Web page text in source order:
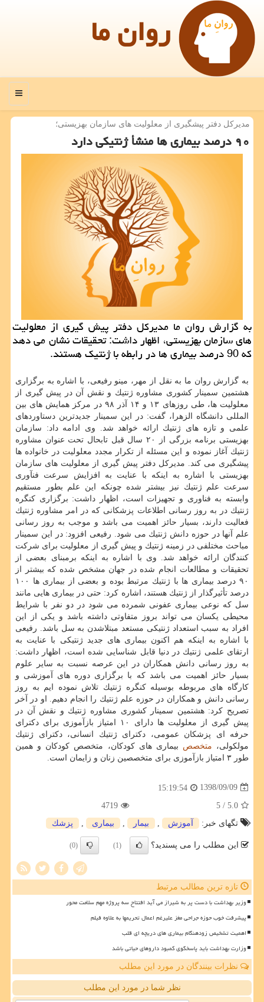
روان ما
منو
مدیركل دفتر پیشگیری از معلولیت های سازمان بهزیستی؛
۹۰ درصد بیماری ها منشأ ژنتیكی دارد
به گزارش روان ما مدیركل دفتر پیش گیری از معلولیت
های سازمان بهزیستی، اظهار داشت: تحقیقات نشان می دهد
كه 90 درصد بیماری ها در رابطه با ژنتیك هستند.
به گزارش روان ما به نقل از مهر، مینو رفیعی، با اشاره به برگزاری
هشتمین سمینار كشوری مشاوره ژنتیك و نقش آن در پیش گیری از
معلولیت ها، طی روزهای ۱۳ و ۱۴ آذر ۹۸ در مركز همایش های بین
المللی دانشگاه الزهرا، گفت: در این سمینار جدیدترین دستاوردهای
علمی و تازه های ژنتیك ارائه خواهد شد. وی ادامه داد: سازمان
بهزیستی برنامه بزرگی از ۲۰ سال قبل تابحال تحت عنوان مشاوره
ژنتیك آغاز نموده و این مسئله از تكرار مجدد معلولیت در خانواده ها
پیشگیری می كند. مدیركل دفتر پیش گیری از معلولیت های سازمان
بهزیستی با اشاره به اینكه با عنایت به افزایش سرعت فنآوری
سرعت علم ژنتیك نیز بیشتر شده چونكه این علم بطور مستقیم
وابسته به فناوری و تجهیزات است، اظهار داشت: برگزاری كنگره
ژنتیك در به روز رسانی اطلاعات پزشكانی كه در امر مشاوره ژنتیك
فعالیت دارند، بسیار حائز اهمیت می باشد و موجب به روز رسانی
علم آنها در حوزه دانش ژنتیك می شود. رفیعی افزود: در این سمینار
مباحث مختلفی در زمینه ژنتیك و پیش گیری از معلولیت برای شركت
كنندگان ارائه خواهد شد. وی با اشاره به اینكه برمبنای بعضی از
تحقیقات و مطالعات انجام شده در جهان مشخص شده كه بیشتر از
۹۰ درصد بیماری ها با ژنتیك مرتبط بوده و بعضی از بیماری ها ۱۰۰
درصد تأثیرگذار از ژنتیك هستند، اشاره كرد: حتی در بیماری هایی مانند
سل كه نوعی بیماری عفونی شمرده می شود در دو نفر با شرایط
محیطی یكسان می تواند بروز متفاوتی داشته باشد و یكی از این
افراد به سبب استعداد ژنتیكی مستعد مبتلاشدن به سل باشد. رفیعی
با اشاره به اینكه هم اكنون بیماری های جدید ژنتیكی با عنایت به
ارتقای علمی ژنتیك در دنیا قابل شناسایی شده است، اظهار داشت:
به روز رسانی دانش همكاران در این عرصه نسبت به سایر علوم
بسیار حائز اهمیت می باشد كه با برگزاری دوره های آموزشی و
كارگاه های مربوطه بوسیله كنگره ژنتیك تلاش نموده ایم به روز
رسانی دانش و همكاران در حوزه علم ژنتیك را انجام دهیم. او در آخر
تصریح كرد: هشتمین سمینار كشوری مشاوره ژنتیك و نقش آن در
پیش گیری از معلولیت ها دارای ۱۰ امتیاز بازآموزی برای دكترای
حرفه ای پزشكان عمومی، دكترای ژنتیك انسانی، دكترای ژنتیك
مولكولی، متخصص بیماری های كودكان، متخصص كودكان و همین
طور ۳ امتیاز بازآموزی برای متخصصین زنان و زایمان است.
1398/09/09
15:19:54
5.0
/ 5
4719
تگهای خبر:
آموزش بیمار بیماری پزشك
این مطلب را می پسندید؟ (1)
(0)
تازه ترین مطالب مرتبط
وزیر بهداشت با دست پر به شیراز می آید افتتاح سه پروژه مهم سلامت محور
پیشرفت خوب حوزه جراحی مغز علیرغم اعمال تحریمها به علاوه فیلم
اهمیت تشخیص زودهنگام بیماری های دریچه ای قلب
وزارت بهداشت باید پاسخگوی کمبود داروهای حیاتی باشد
نظرات بینندگان در مورد این مطلب
نظر شما در مورد این مطلب